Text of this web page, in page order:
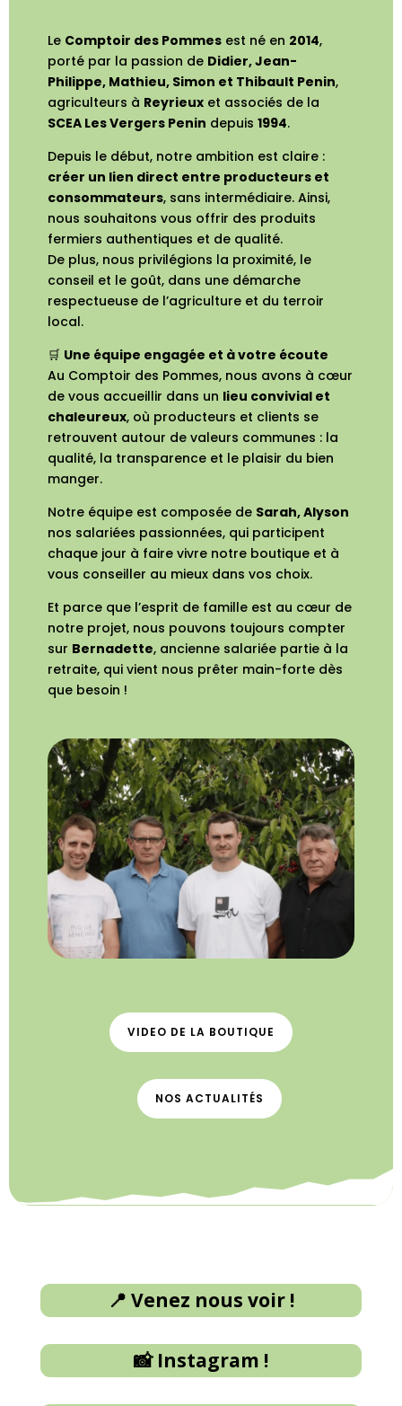
Le Comptoir des Pommesest né en 2014,
porté par la passion de Didier, Jean-
Philippe, Mathieu, Simon et Thibault Penin,
agriculteurs à Reyrieuxet associés de la
SCEA Les Vergers Penin depuis 1994.
Depuis le début, notre ambition est claire :
créer un lien direct entre producteurs et
consommateurs, sans intermédiaire. Ainsi,
nous souhaitons vous offrir des produits
fermiers authentiques et de qualité.
De plus, nous privilégions la proximité, le
conseil et le goût, dans une démarche
respectueuse de l’agriculture et du terroir
local.
🛒 Une équipe engagée et à votre écoute
Au Comptoir des Pommes, nous avons à cœur
de vous accueillir dans un lieu convivial et
chaleureux, où producteurs et clients se
retrouvent autour de valeurs communes : la
qualité, la transparence et le plaisir du bien
manger.
Notre équipe est composée de Sarah, Alyson
nos salariées passionnées, qui participent
chaque jour à faire vivre notre boutique et à
vous conseiller au mieux dans vos choix.
Et parce que l’esprit de famille est au cœur de
notre projet, nous pouvons toujours compter
sur Bernadette, ancienne salariée partie à la
retraite, qui vient nous prêter main-forte dès
que besoin !
VIDEO DE LA BOUTIQUE
NOS ACTUALITÉS
📍 Venez nous voir !
📸 Instagram !